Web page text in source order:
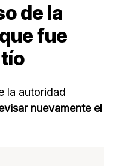
de la
fue
la autoridad
nuevamente el